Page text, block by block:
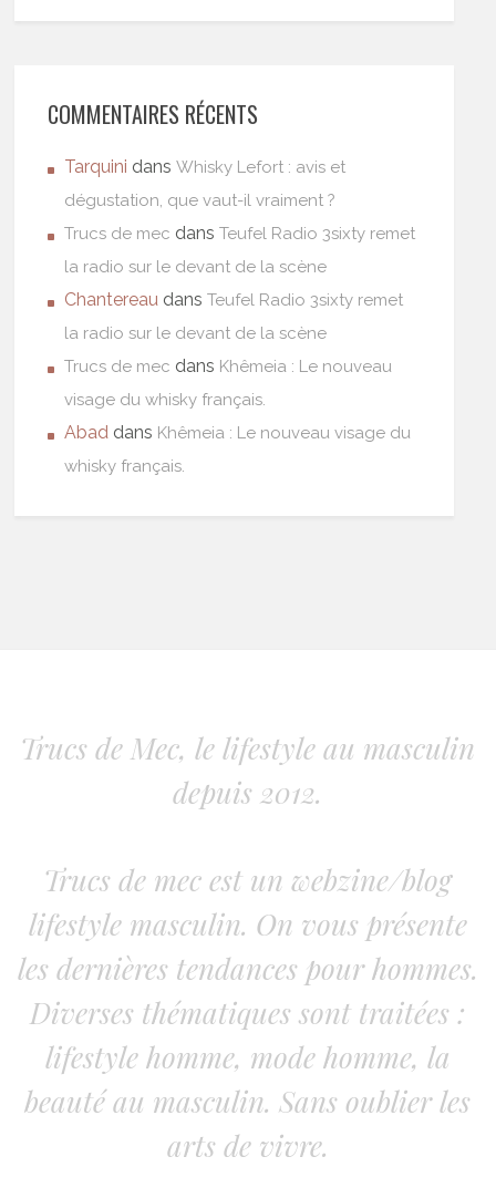
COMMENTAIRES RÉCENTS
Tarquini dansWhisky Lefort : avis et
dégustation, que vaut-il vraiment ?
Trucs de mec dansTeufel Radio 3sixty remet
la radio sur le devant de la scène
Chantereau dansTeufel Radio 3sixty remet
la radio sur le devant de la scène
Trucs de mec dans Khêmeia : Le nouveau
visage du whisky français.
Abad dans Khêmeia : Le nouveau visage du
whisky français.
Trucs de Mec, le lifestyle au masculin
depuis 2012.
Trucs de mec est un webzine/blog
lifestyle masculin. On vous présente
les dernières tendances pour hommes.
Diverses thématiques sont traitées :
lifestyle homme, mode homme, la
beauté au masculin. Sans oublier les
arts de vivre.